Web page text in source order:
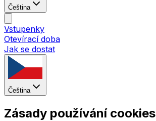
Čeština
Vstupenky
Otevírací doba
Jak se dostat
Čeština
Zásady používání cookies